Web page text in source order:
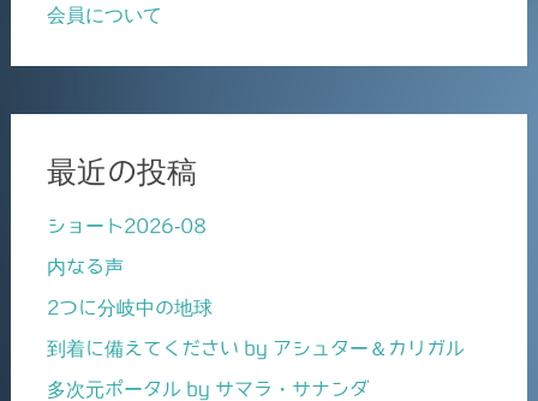
会員について
最近の投稿
ショート2026-08
内なる声
2つに分岐中の地球
到着に備えてください by アシュター＆カリガル
多次元ポータル by サマラ・サナンダ